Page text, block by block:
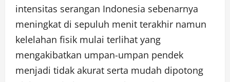
intensitas serangan Indonesia sebenarnya
meningkat di sepuluh menit terakhir namun
kelelahan fisik mulai terlihat yang
mengakibatkan umpan-umpan pendek
menjadi tidak akurat serta mudah dipotong